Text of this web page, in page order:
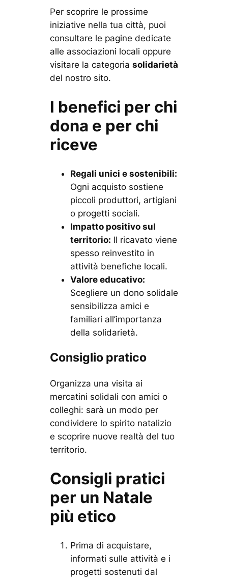
Per scoprire le prossime
iniziative nella tua città, puoi
consultare le pagine dedicate
alle associazioni locali oppure
visitare la categoria solidarietà
del nostro sito.
I benefici per chi
dona e per chi
riceve
Regali unici e sostenibili:
Ogni acquisto sostiene
piccoli produttori, artigiani
o progetti sociali.
Impatto positivo sul
territorio: Il ricavato viene
spesso reinvestito in
attività benefiche locali.
Valore educativo:
Scegliere un dono solidale
sensibilizza amici e
familiari all’importanza
della solidarietà.
Consiglio pratico
Organizza una visita ai
mercatini solidali con amici o
colleghi: sarà un modo per
condividere lo spirito natalizio
e scoprire nuove realtà del tuo
territorio.
Consigli pratici
per un Natale
più etico
Prima di acquistare,
informati sulle attività e i
progetti sostenuti dal